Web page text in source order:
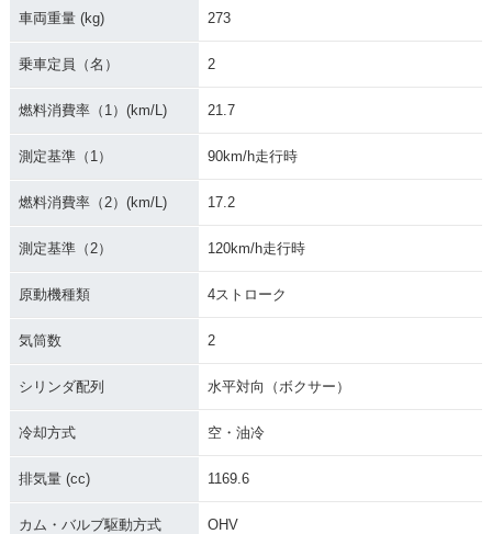
車両重量 (kg) 273
乗車定員（名） 2
燃料消費率（1）(km/L) 21.7
測定基準（1） 90km/h走行時
燃料消費率（2）(km/L) 17.2
測定基準（2） 120km/h走行時
原動機種類 4ストローク
気筒数 2
シリンダ配列 水平対向（ボクサー）
冷却方式 空・油冷
排気量 (cc) 1169.6
カム・バルブ駆動方式 OHV